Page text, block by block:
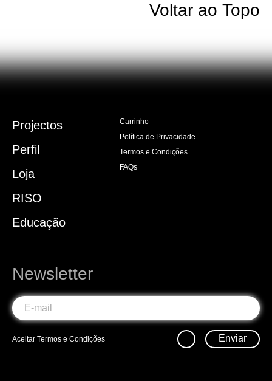
Voltar ao Topo
Projectos
Perfil
Loja
RISO
Educação
Carrinho
Política de Privacidade
Termos e Condições
FAQs
Newsletter
Aceitar Termos e Condições Enviar